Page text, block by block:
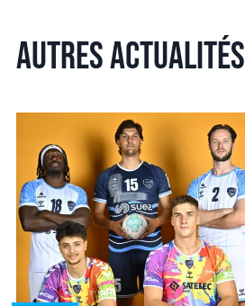
Autres actualités